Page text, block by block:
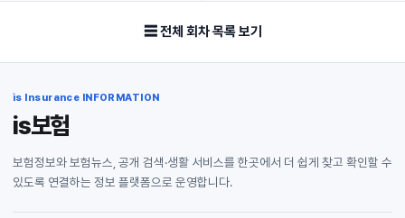
☰ 전체 회차 목록 보기
is Insurance INFORMATION
is보험
보험정보와 보험뉴스, 공개 검색·생활 서비스를 한곳에서 더 쉽게 찾고 확인할 수
있도록 연결하는 정보 플랫폼으로 운영합니다.